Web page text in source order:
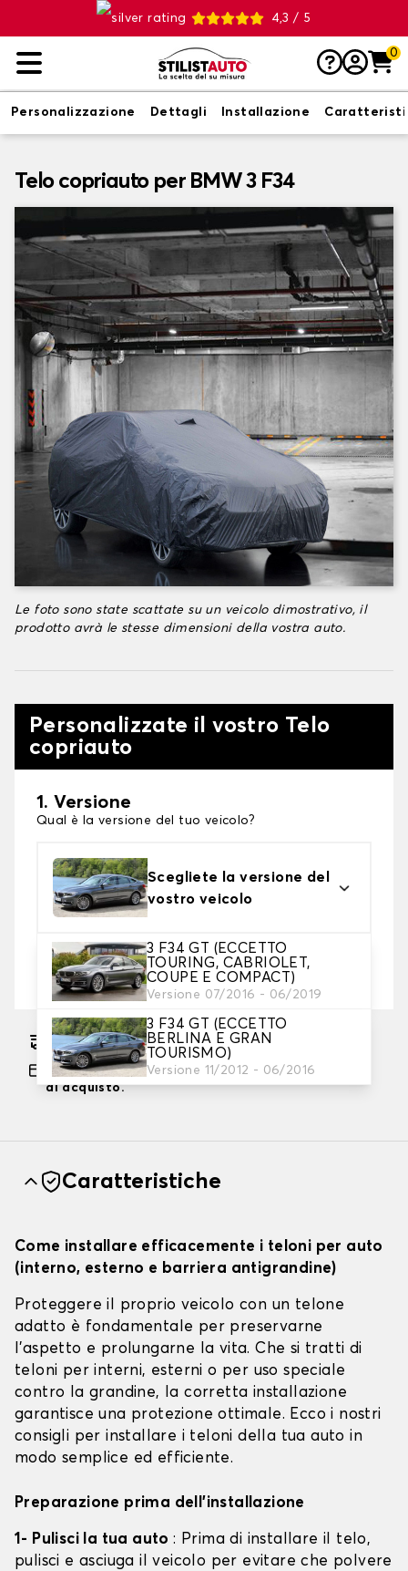
4,3 / 5
0
Personalizzazione Dettagli Installazione
Telo copriauto per BMW 3 F34
Le foto sono state scattate su un veicolo dimostrativo, il
prodotto avrà le stesse dimensioni della vostra auto.
Personalizzate il vostro Telo
copriauto
1. Versione
Qual è la versione del tuo veicolo?
Scegliete la versione del
vostro veicolo
3 F34 GT (ECCETTO
TOURING, CABRIOLET,
COUPE E COMPACT)
Versione 07/2016 - 06/2019
3 F34 GT (ECCETTO
BERLINA E GRAN
TOURISMO)
Versione 11/2012 - 06/2016
2. Livello di protezione
Scegli il telo protettivo adatto alle tue esigenze
Consegna gratuita stimata su 14/08/2026
Pagamento in 3x gratuito, a partire da 60 euro
di acquisto.
Caratteristiche
Come installare efficacemente i teloni per auto
(interno, esterno e barriera antigrandine)
Proteggere il proprio veicolo con un telone
adatto è fondamentale per preservarne
l'aspetto e prolungarne la vita. Che si tratti di
teloni per interni, esterni o per uso speciale
contro la grandine, la corretta installazione
garantisce una protezione ottimale. Ecco i nostri
consigli per installare i teloni della tua auto in
modo semplice ed efficiente.
Preparazione prima dell'installazione
1- Pulisci la tua auto: Prima di installare il telo,
pulisci e asciuga il veicolo per evitare che polvere